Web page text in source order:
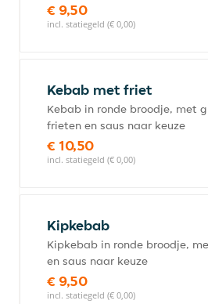
€ 9,50
incl. statiegeld (€ 0,00)
Kebab met friet
Kebab in ronde broodje, met
frieten en saus naar keuze
€ 10,50
incl. statiegeld (€ 0,00)
Kipkebab
Kipkebab in ronde broodje,
en saus naar keuze
€ 9,50
incl. statiegeld (€ 0,00)